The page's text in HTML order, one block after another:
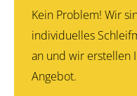
Kein Problem! Wir
individuelles
an und wir erstellen
Angebot.